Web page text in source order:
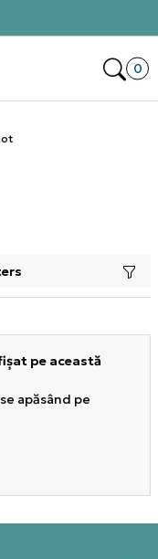
0
de filtre, încarcă
pe această
apăsând pe